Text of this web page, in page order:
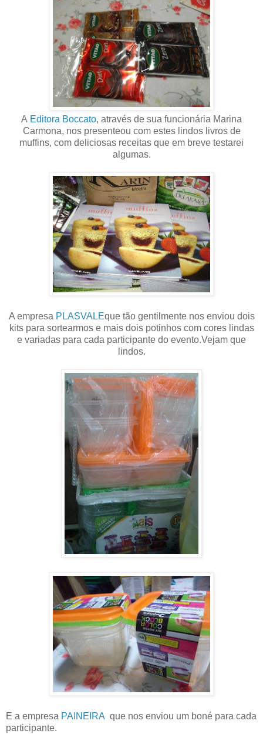
A Editora Boccato, através de sua funcionária Marina
Carmona, nos presenteou com estes lindos livros de
muffins, com deliciosas receitas que em breve testarei
algumas.
A empresa PLASVALEque tão gentilmente nos enviou dois
kits para sortearmos e mais dois potinhos com cores lindas
e variadas para cada participante do evento.Vejam que
lindos.
E a empresa PAINEIRA que nos enviou um boné para cada
participante.